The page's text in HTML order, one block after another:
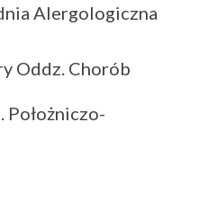
Alergologiczna
Oddz. Chorób
Położniczo-